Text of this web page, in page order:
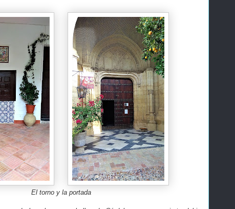
El torno y la portada